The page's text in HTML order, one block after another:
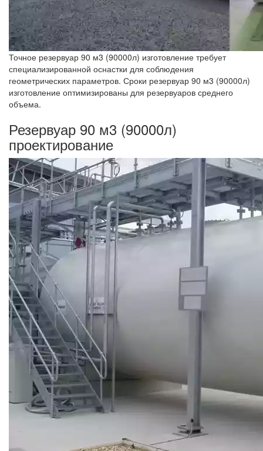
Точное резервуар 90 м3 (90000л) изготовление требует
специализированной оснастки для соблюдения
геометрических параметров. Сроки резервуар 90 м3 (90000л)
изготовление оптимизированы для резервуаров среднего
объема.
Резервуар 90 м3 (90000л)
проектирование